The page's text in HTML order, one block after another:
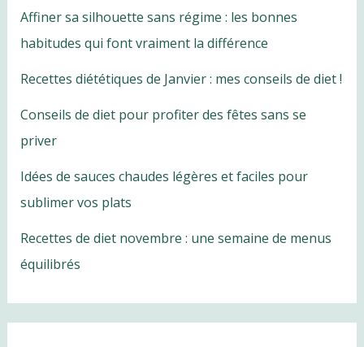
Affiner sa silhouette sans régime : les bonnes
habitudes qui font vraiment la différence
Recettes diététiques de Janvier : mes conseils de diet !
Conseils de diet pour profiter des fêtes sans se
priver
Idées de sauces chaudes légères et faciles pour
sublimer vos plats
Recettes de diet novembre : une semaine de menus
équilibrés